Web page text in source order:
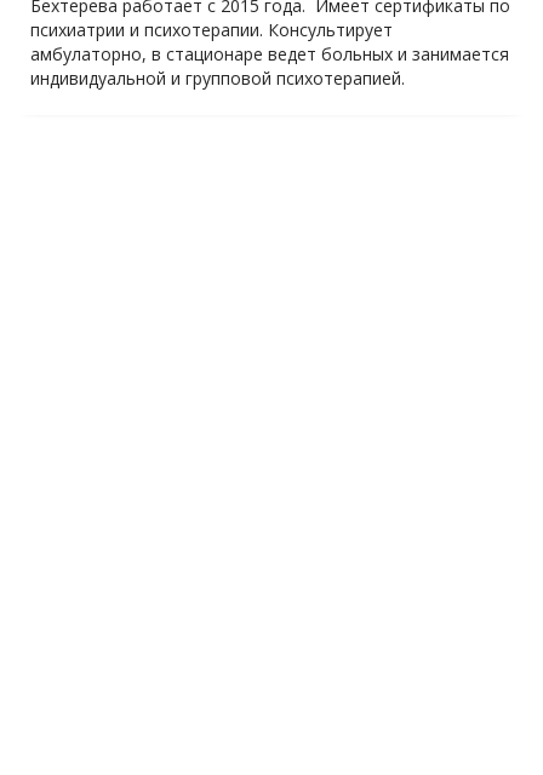
Бехтерева работает с 2015 года. Имеет сертификаты по
психиатрии и психотерапии. Консультирует
амбулаторно, в стационаре ведет больных и занимается
индивидуальной и групповой психотерапией.